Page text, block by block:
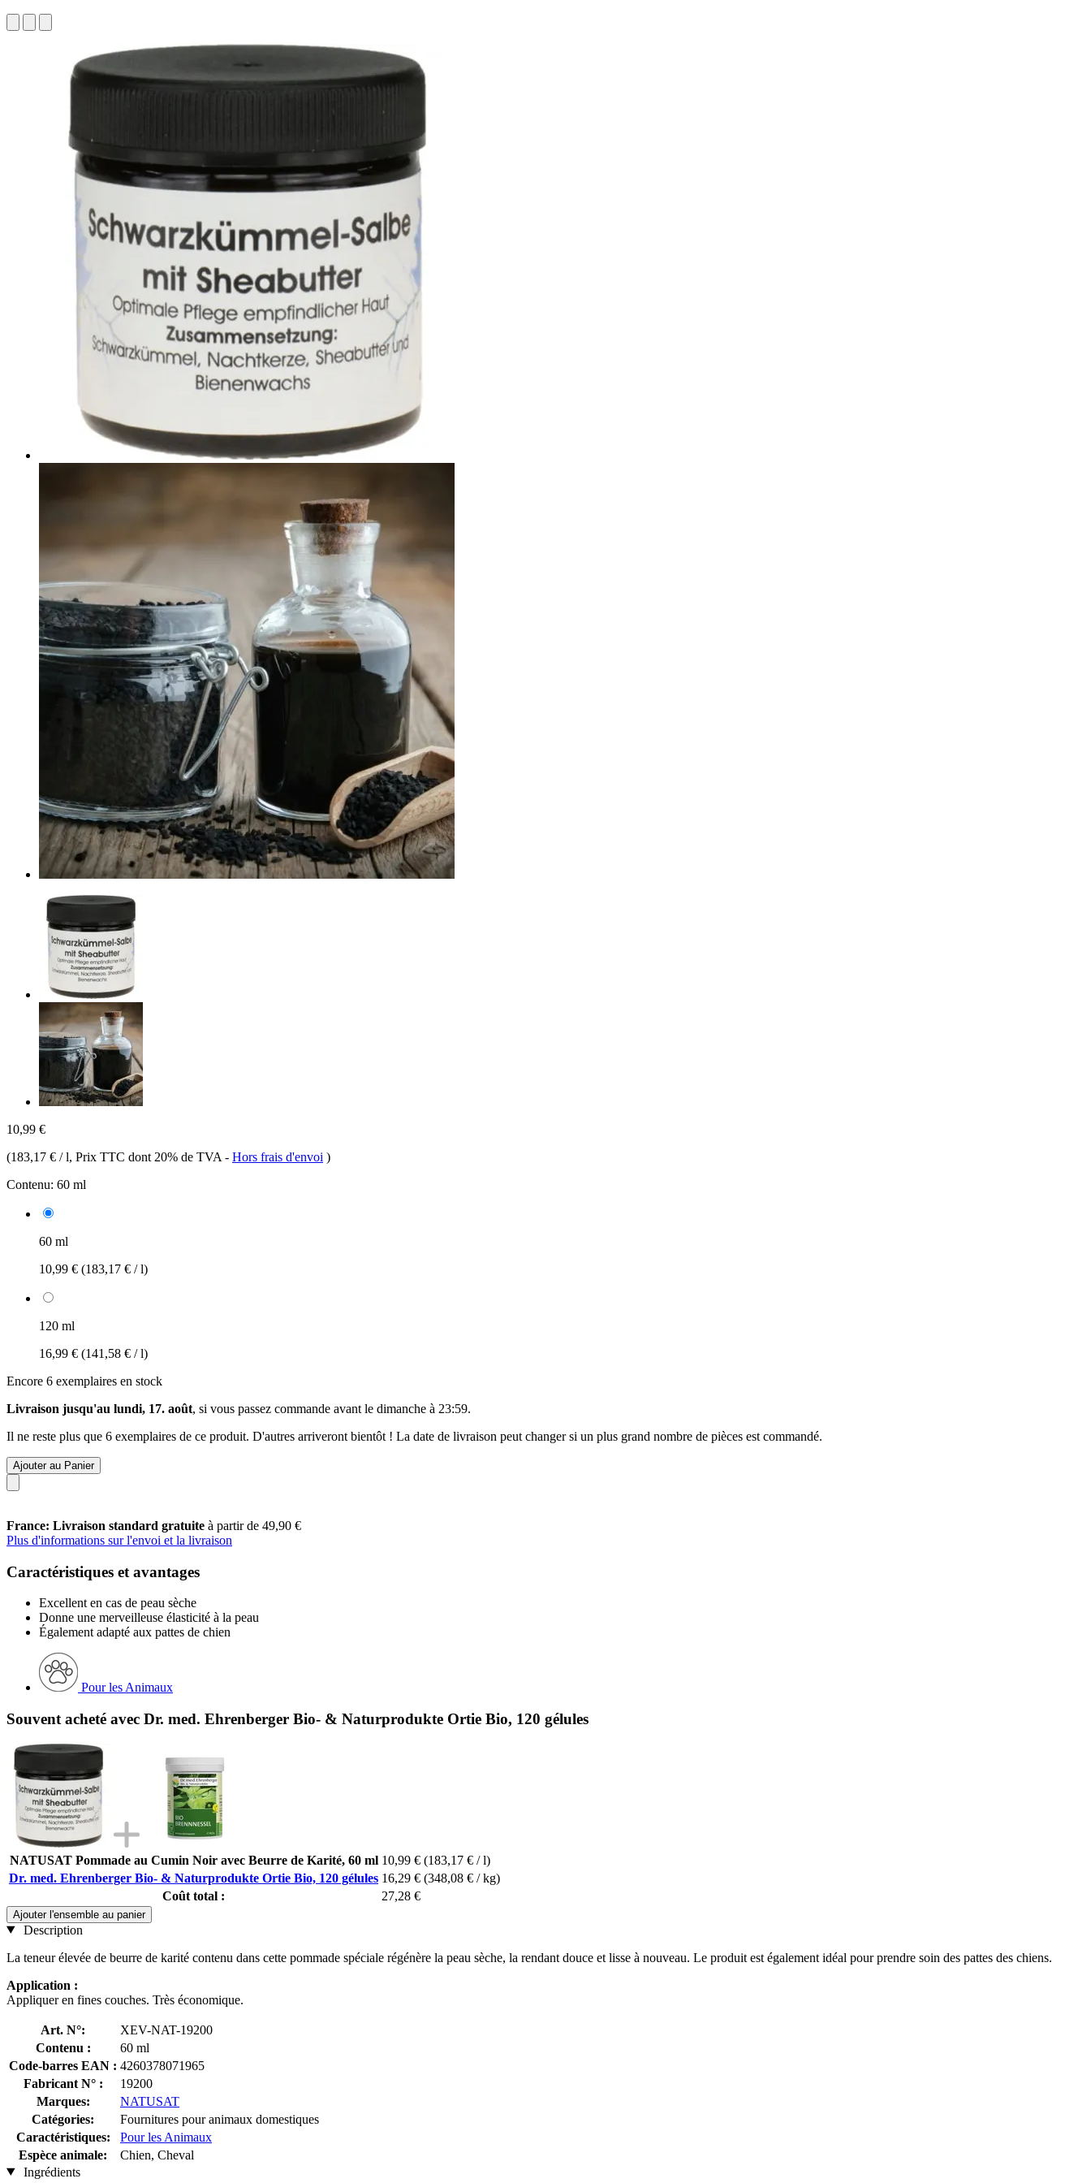
10,99 €
(183,17 € / l, Prix TTC dont 20% de TVA - Hors frais d'envoi )
Contenu: 60 ml
60 ml
10,99 € (183,17 € / l)
120 ml
16,99 € (141,58 € / l)
Encore 6 exemplaires en stock
Livraison jusqu'au lundi, 17. août, si vous passez commande avant le dimanche à 23:59.
Il ne reste plus que 6 exemplaires de ce produit. D'autres arriveront bientôt ! La date de livraison peut changer si un plus grand nombre de pièces est commandé.
Ajouter au Panier
France: Livraison standard gratuite à partir de 49,90 €
Plus d'informations sur l'envoi et la livraison
Caractéristiques et avantages
Excellent en cas de peau sèche
Donne une merveilleuse élasticité à la peau
Également adapté aux pattes de chien
Pour les Animaux
Souvent acheté avec Dr. med. Ehrenberger Bio- & Naturprodukte Ortie Bio, 120 gélules
NATUSAT Pommade au Cumin Noir avec Beurre de Karité, 60 ml 10,99 € (183,17 € / l)
Dr. med. Ehrenberger Bio- & Naturprodukte Ortie Bio, 120 gélules 16,29 € (348,08 € / kg)
Coût total :
27,28 €
Ajouter l'ensemble au panier
Description
La teneur élevée de beurre de karité contenu dans cette pommade spéciale régénère la peau sèche, la rendant douce et lisse à nouveau. Le produit est également idéal pour prendre soin des pattes des chiens.
Application :
Appliquer en fines couches. Très économique.
Art. N°:
XEV-NAT-19200
Contenu :
60 ml
Code-barres EAN : 4260378071965
Fabricant N° :
19200
Marques:
NATUSAT
Catégories:
Fournitures pour animaux domestiques
Caractéristiques:
Pour les Animaux
Espèce animale:
Chien, Cheval
Ingrédients